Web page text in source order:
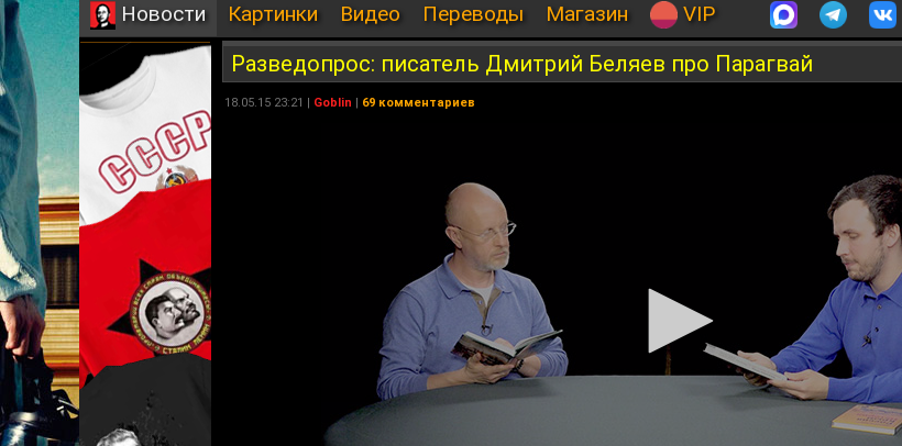
Новости Картинки Видео Переводы Магазин VIP
Разведопрос: писатель Дмитрий Беляев про Парагвай
18.05.15 23:21 | Goblin | 69 комментариев